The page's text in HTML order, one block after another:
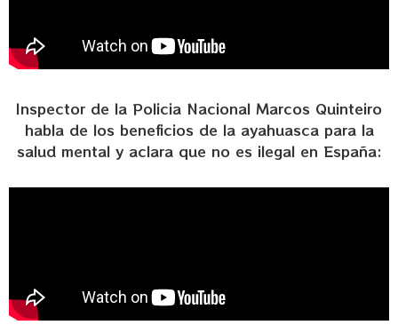
Inspector de la Policia Nacional Marcos Quinteiro
habla de los beneficios de la ayahuasca para la
salud mental y aclara que no es ilegal en España: